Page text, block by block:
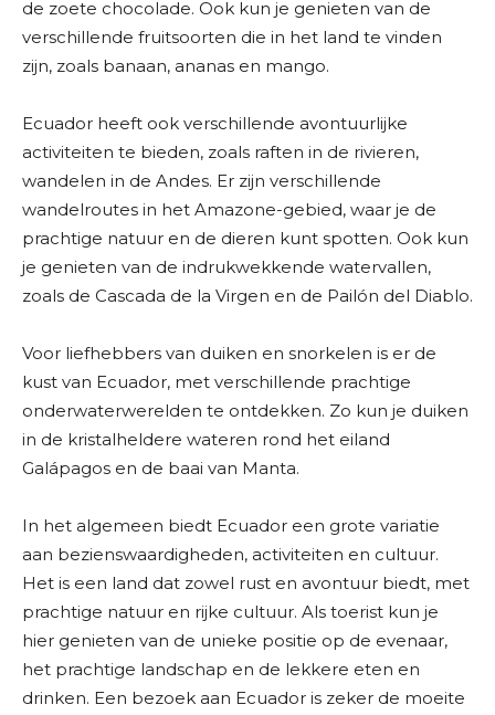
de zoete chocolade. Ook kun je genieten van de
verschillende fruitsoorten die in het land te vinden
zijn, zoals banaan, ananas en mango.
Ecuador heeft ook verschillende avontuurlijke
activiteiten te bieden, zoals raften in de rivieren,
wandelen in de Andes. Er zijn verschillende
wandelroutes in het Amazone-gebied, waar je de
prachtige natuur en de dieren kunt spotten. Ook kun
je genieten van de indrukwekkende watervallen,
zoals de Cascada de la Virgen en de Pailón del Diablo.
Voor liefhebbers van duiken en snorkelen is er de
kust van Ecuador, met verschillende prachtige
onderwaterwerelden te ontdekken. Zo kun je duiken
in de kristalheldere wateren rond het eiland
Galápagos en de baai van Manta.
In het algemeen biedt Ecuador een grote variatie
aan bezienswaardigheden, activiteiten en cultuur.
Het is een land dat zowel rust en avontuur biedt, met
prachtige natuur en rijke cultuur. Als toerist kun je
hier genieten van de unieke positie op de evenaar,
het prachtige landschap en de lekkere eten en
drinken. Een bezoek aan Ecuador is zeker de moeite